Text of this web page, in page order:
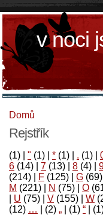
v noci
Domů
Rejstřík
(1) " (1) * (1) . (1)
6 (14) 7 (13) 8 (4)
(214)
F (125) G (69)
M (221) N (75) O
U (75) V (155) W
“
(1)
„
(2)
…
(12)